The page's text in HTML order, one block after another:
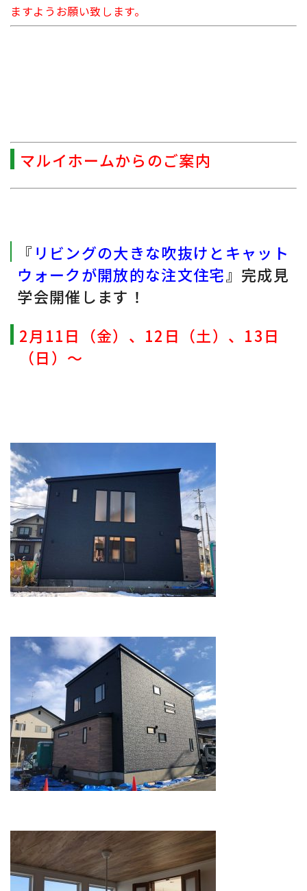
ますようお願い致します。
マルイホームからのご案内
『 リビングの大きな吹抜けとキャット
ウォークが開放的な注文住宅』完成見
学会開催します！
2月11日（金）、12日（土）、13日
（日）～